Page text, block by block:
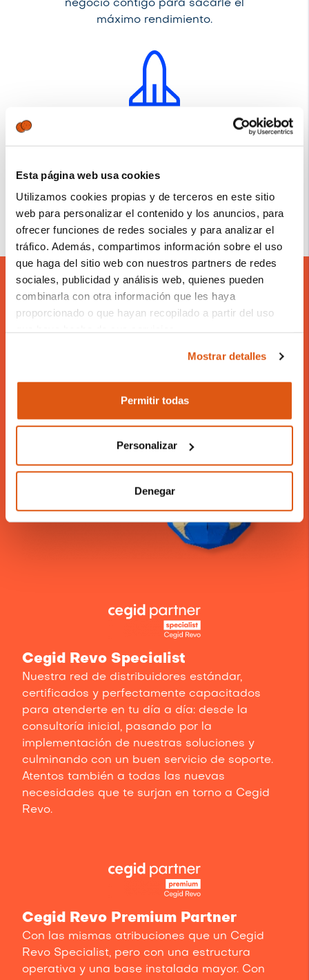
Esta página web usa cookies
Utilizamos cookies propias y de terceros en este sitio
web para personalizar el contenido y los anuncios, para
ofrecer funciones de redes sociales y para analizar el
tráfico. Además, compartimos información sobre el uso
que haga del sitio web con nuestros partners de redes
sociales, publicidad y análisis web, quienes pueden
combinarla con otra información que les haya
proporcionado o que hayan recopilado a partir del uso
El responsable del tratamiento de sus datos personales
es REVO SYSTEMS, S.L. (CIF: B66353780).
Cookies:https://revo.works/cookies.
Mostrar detalles
Permitir todas
Personalizar
Denegar
negocio contigo para sacarle el
máximo rendimiento.
Desarrollo
medida para conectar Cegid Revo
con cualquier otra solución que
utilices en tu negocio.
Encuentra a tucompañero
Cegid Revo Specialist
Nuestra red de distribuidores estándar,
certificados y perfectamente capacitados
para atenderte en tu día a día: desde la
consultoría inicial, pasando por la
implementación de nuestras soluciones y
culminando con un buen servicio de soporte.
Atentos también a todas las nuevas
necesidades que te surjan en torno a Cegid
Revo.
Cegid Revo Premium Partner
Con las mismas atribuciones que un Cegid
Revo Specialist, pero con una estructura
operativa y una base instalada mayor. Con